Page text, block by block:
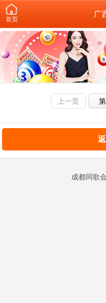
首页
广
上一页
成都同歌